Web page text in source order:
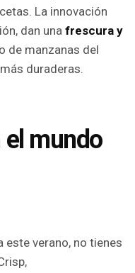
La innovación
dan una frescura y
de manzanas del
duraderas.
el mundo
verano, no tienes